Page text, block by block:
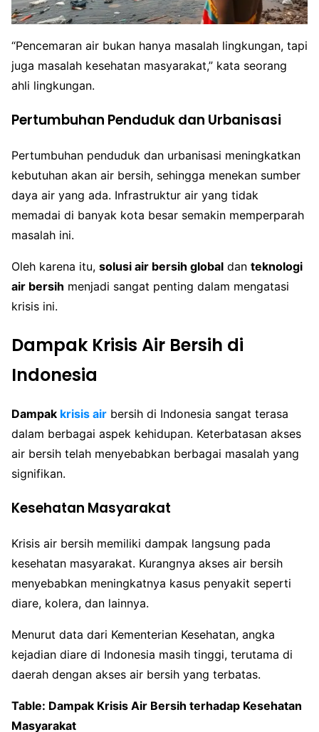
“Pencemaran air bukan hanya masalah lingkungan, tapi
juga masalah kesehatan masyarakat,” kata seorang
ahli lingkungan.
Pertumbuhan Penduduk dan Urbanisasi
Pertumbuhan penduduk dan urbanisasi meningkatkan
kebutuhan akan air bersih, sehingga menekan sumber
daya air yang ada. Infrastruktur air yang tidak
memadai di banyak kota besar semakin memperparah
masalah ini.
Oleh karena itu, solusi air bersih global dan teknologi
air bersih menjadi sangat penting dalam mengatasi
krisis ini.
Dampak Krisis Air Bersih di
Indonesia
Dampak krisis air bersih di Indonesia sangat terasa
dalam berbagai aspek kehidupan. Keterbatasan akses
air bersih telah menyebabkan berbagai masalah yang
signifikan.
Kesehatan Masyarakat
Krisis air bersih memiliki dampak langsung pada
kesehatan masyarakat. Kurangnya akses air bersih
menyebabkan meningkatnya kasus penyakit seperti
diare, kolera, dan lainnya.
Menurut data dari Kementerian Kesehatan, angka
kejadian diare di Indonesia masih tinggi, terutama di
daerah dengan akses air bersih yang terbatas.
Table: Dampak Krisis Air Bersih terhadap Kesehatan
Masyarakat